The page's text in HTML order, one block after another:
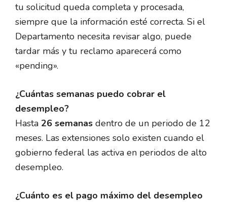
tu solicitud queda completa y procesada,
siempre que la información esté correcta. Si el
Departamento necesita revisar algo, puede
tardar más y tu reclamo aparecerá como
«pending».
¿Cuántas semanas puedo cobrar el
desempleo?
Hasta 26 semanas dentro de un periodo de 12
meses. Las extensiones solo existen cuando el
gobierno federal las activa en periodos de alto
desempleo.
¿Cuánto es el pago máximo del desempleo